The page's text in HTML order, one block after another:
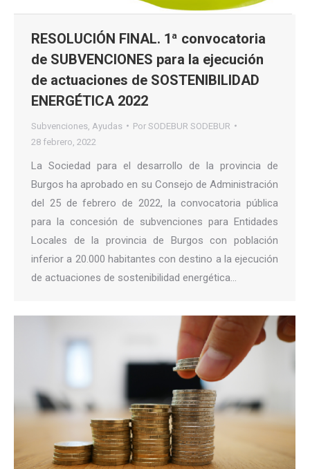
RESOLUCIÓN FINAL. 1ª convocatoria
de SUBVENCIONES para la ejecución
de actuaciones de SOSTENIBILIDAD
ENERGÉTICA 2022
Subvenciones Ayudas Por SODEBUR SODEBUR
28 febrero, 2022
La Sociedad para el desarrollo de la provincia de
Burgos ha aprobado en su Consejo de Administración
del 25 de febrero de 2022, la convocatoria pública
para la concesión de subvenciones para Entidades
Locales de la provincia de Burgos con población
inferior a 20.000 habitantes con destino a la ejecución
de actuaciones de sostenibilidad energética…